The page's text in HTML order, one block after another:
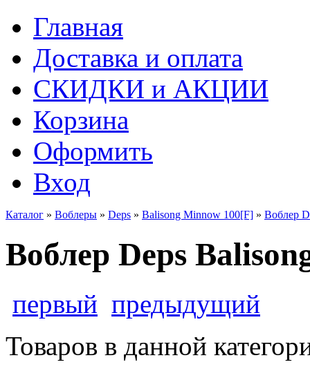
Главная
Доставка и оплата
СКИДКИ и АКЦИИ
Корзина
Оформить
Вход
Каталог » Воблеры » Deps » Balisong Minnow 100[F] » Воблер
Воблер Deps
первый предыдущий
Товаров в данной